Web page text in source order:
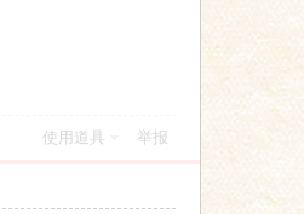
使用道具 举报